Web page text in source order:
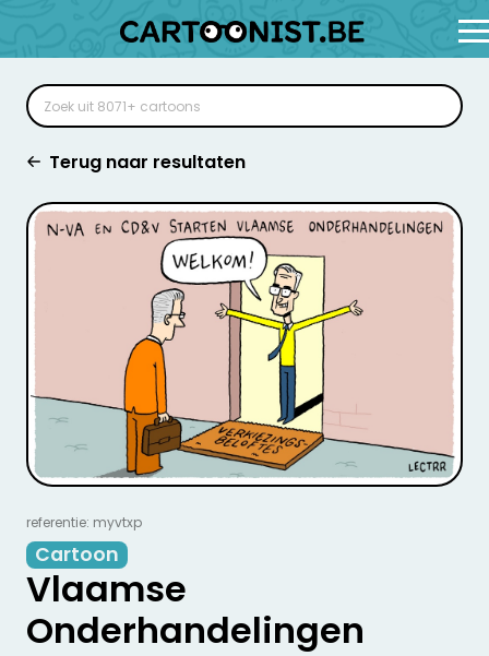
Terug naar resultaten
referentie: myvtxp
Cartoon
Vlaamse
Onderhandelingen